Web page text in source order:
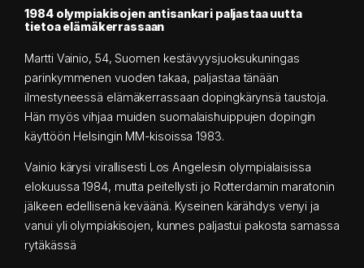
1984 olympiakisojen antisankari paljastaa uutta
tietoa elämäkerrassaan
Martti Vainio, 54, Suomen kestävyysjuoksukuningas
parinkymmenen vuoden takaa, paljastaa tänään
ilmestyneessä elämäkerrassaan dopingkärynsä taustoja.
Hän myös vihjaa muiden suomalaishuippujen dopingin
käyttöön Helsingin MM-kisoissa 1983.
Vainio kärysi virallisesti Los Angelesin olympialaisissa
elokuussa 1984, mutta peitellysti jo Rotterdamin maratonin
jälkeen edellisenä keväänä. Kyseinen kärähdys venyi ja
vanui yli olympiakisojen, kunnes paljastui pakosta samassa
rytäkässä